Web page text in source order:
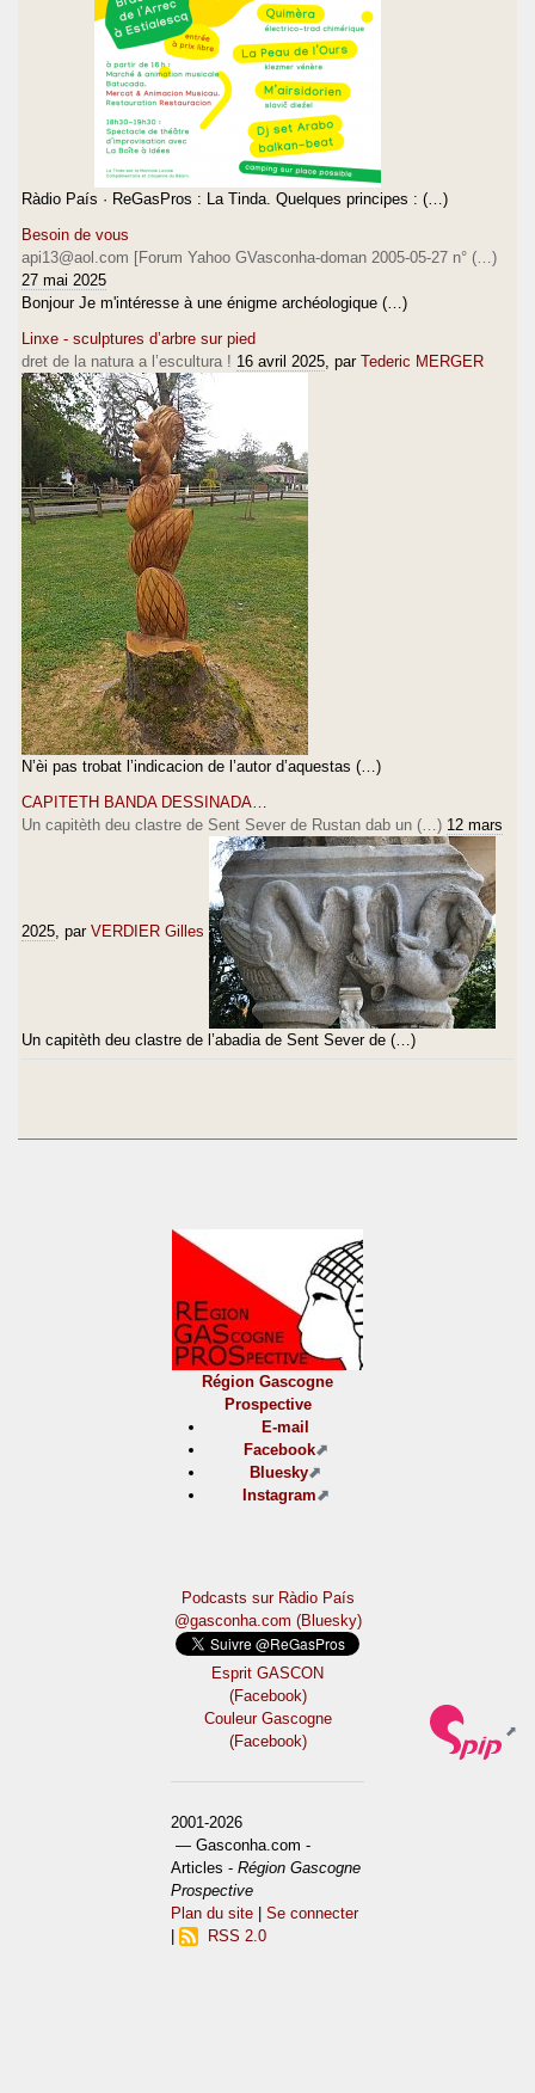
Ràdio País · ReGasPros : La Tinda. Quelques principes : (…)
Besoin de vous
api13@aol.com [Forum Yahoo GVasconha-doman 2005-05-27 n° (…)
27 mai 2025
Bonjour Je m'intéresse à une énigme archéologique (…)
Linxe - sculptures d’arbre sur pied
dret de la natura a l’escultura ! 16 avril 2025 , par Tederic MERGER
N’èi pas trobat l’indicacion de l’autor d’aquestas (…)
CAPITETH BANDA DESSINADA…
Un capitèth deu clastre de Sent Sever de Rustan dab un (…) 12 mars
2025 , par VERDIER Gilles
Un capitèth deu clastre de l’abadia de Sent Sever de (…)
Région Gascogne
Prospective
E-mail
Facebook
Bluesky
Instagram
Podcasts sur Ràdio País
@gasconha.com (Bluesky)
Esprit GASCON
(Facebook)
Couleur Gascogne
(Facebook)
2001-2026
— Gasconha.com -
Articles -Région Gascogne
Prospective
Plan du site |Se connecter
RSS 2.0